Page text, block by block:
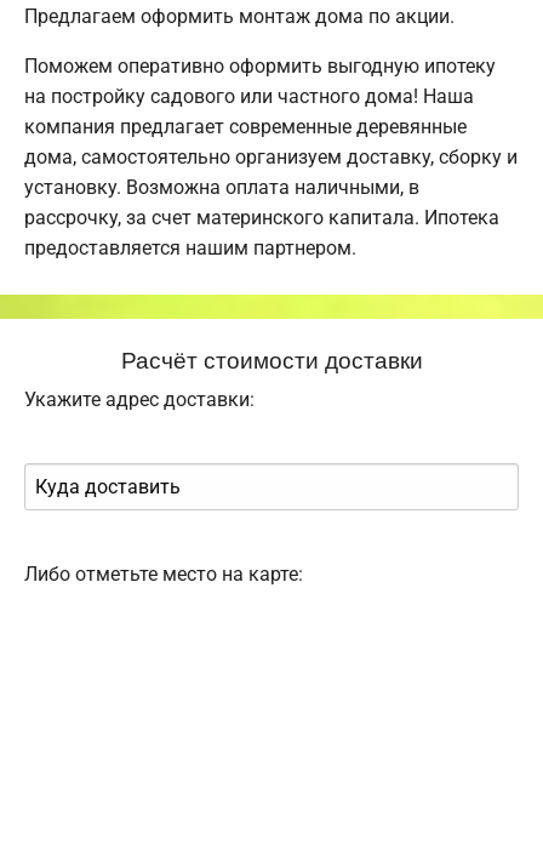
Предлагаем оформить монтаж дома по акции.
Поможем оперативно оформить выгодную ипотеку
на постройку садового или частного дома! Наша
компания предлагает современные деревянные
дома, самостоятельно организуем доставку, сборку и
установку. Возможна оплата наличными, в
рассрочку, за счет материнского капитала. Ипотека
предоставляется нашим партнером.
Расчёт стоимости доставки
Укажите адрес доставки:
Либо отметьте место на карте: